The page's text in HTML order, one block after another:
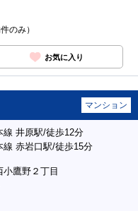
のみ）
お気に入り
マンション
線 井原駅/徒歩12分
線 赤岩口駅/徒歩15分
鷹野２丁目